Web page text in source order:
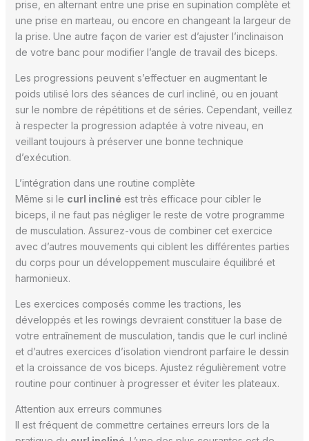
prise, en alternant entre une prise en supination complète et
une prise en marteau, ou encore en changeant la largeur de
la prise. Une autre façon de varier est d’ajuster l’inclinaison
de votre banc pour modifier l’angle de travail des biceps.
Les progressions peuvent s’effectuer en augmentant le
poids utilisé lors des séances de curl incliné, ou en jouant
sur le nombre de répétitions et de séries. Cependant, veillez
à respecter la progression adaptée à votre niveau, en
veillant toujours à préserver une bonne technique
d’exécution.
L’intégration dans une routine complète
Même si le curl incliné est très efficace pour cibler le
biceps, il ne faut pas négliger le reste de votre programme
de musculation. Assurez-vous de combiner cet exercice
avec d’autres mouvements qui ciblent les différentes parties
du corps pour un développement musculaire équilibré et
harmonieux.
Les exercices composés comme les tractions, les
développés et les rowings devraient constituer la base de
votre entraînement de musculation, tandis que le curl incliné
et d’autres exercices d’isolation viendront parfaire le dessin
et la croissance de vos biceps. Ajustez régulièrement votre
routine pour continuer à progresser et éviter les plateaux.
Attention aux erreurs communes
Il est fréquent de commettre certaines erreurs lors de la